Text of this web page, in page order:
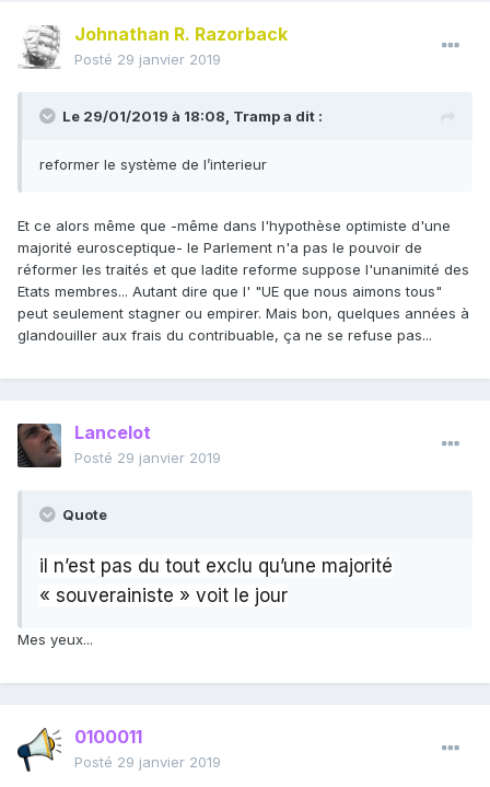
Johnathan R. Razorback
Posté 29 janvier 2019
Le 29/01/2019 à 18:08, Trampa dit :
reformer le système de l’interieur
Et ce alors même que -même dans l'hypothèse optimiste d'une
majorité eurosceptique- le Parlement n'a pas le pouvoir de
réformer les traités et que ladite reforme suppose l'unanimité des
Etats membres... Autant dire que l' "UE que nous aimons tous"
peut seulement stagner ou empirer. Mais bon, quelques années à
glandouiller aux frais du contribuable, ça ne se refuse pas...
Lancelot
Posté 29 janvier 2019
Quote
il n’est pas du tout exclu qu’une majorité
« souverainiste » voit le jour
Mes yeux...
0100011
Posté 29 janvier 2019